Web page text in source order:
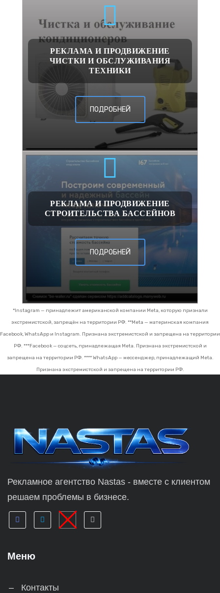
РЕКЛАМА И ПРОДВИЖЕНИЕ
ЧИСТКИ И ОБСЛУЖИВАНИЯ
ТЕХНИКИ
ПОДРОБНЕЙ
РЕКЛАМА И ПРОДВИЖЕНИЕ
СТРОИТЕЛЬСТВА БАССЕЙНОВ
ПОДРОБНЕЙ
*Instagram — принадлежит американской компании Meta, которую признали
экстремистской, запрещён на территории РФ. **Meta — материнская компания
Facebook, WhatsApp и Instagram. Признана экстремистской и запрещена на территории
РФ. ***Facebook — соцсеть, принадлежащая Meta. Признана экстремистской и
запрещена на территории РФ. **** WhatsApp — мессенджер, принадлежащий Meta.
Признана экстремистской и запрещена на территории РФ.
Рекламное агентство Nastas - вместе с клиентом
решаем проблемы в бизнесе.
Меню
Контакты